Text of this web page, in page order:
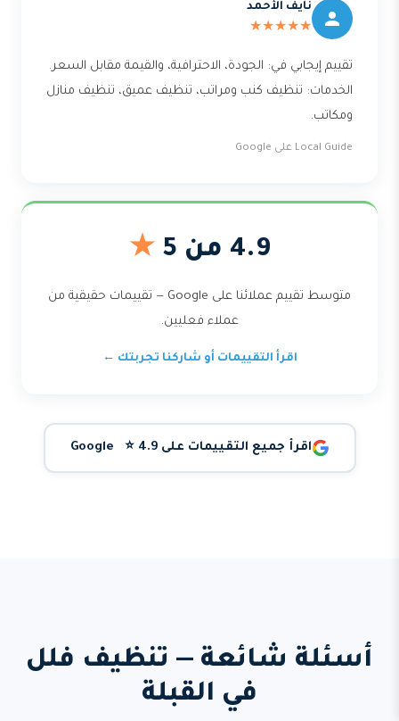
نايف الأحمد
★★★★★
تقييم إيجابي في: الجودة، الاحترافية، والقيمة مقابل السعر.
الخدمات: تنظيف كنب ومراتب، تنظيف عميق، تنظيف منازل
ومكاتب.
Local Guide على Google
4.9 من 5 ★
متوسط تقييم عملائنا على Google — تقييمات حقيقية من
عملاء فعليين.
اقرأ التقييمات أو شاركنا تجربتك ←
اقرأ جميع التقييمات على Google ⭐ 4.9
أسئلة شائعة — تنظيف فلل
في القبلة